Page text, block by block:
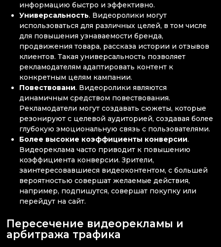
информацию быстро и эффективно.
Универсальность. Видеоролики могут
использоваться для различных целей, в том числе
для повышения узнаваемости бренда,
продвижения товара, рассказа истории и отзывов
клиентов. Такая универсальность позволяет
рекламодателям адаптировать контент к
конкретным целям кампании.
Повествовани. Видеоролики являются
динамичным средством повествования.
Рекламодатели могут создавать сюжеты, которые
резонируют с целевой аудиторией, создавая более
глубокую эмоциональную связь с пользователями.
Более высокие коэффициенты конверсии.
Видеореклама часто приводит к повышению
коэффициента конверсии. Зрители,
заинтересовавшиеся видеоконтентом, с большей
вероятностью совершат желаемые действия,
например, подпишутся, совершат покупку или
перейдут на сайт.
Пересечение видеорекламы и
арбитража трафика